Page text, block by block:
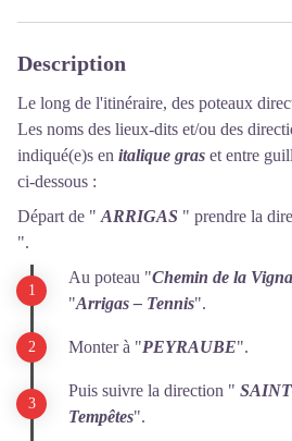
Description
Le long de l'itinéraire, des poteaux
Les noms des lieux-dits et/ou des
indiqué(e)s en italique gras et entre
ci-dessous :
Départ de " ARRIGAS " prendre la
".
Au poteau "Chemin de la
"Arrigas – Tennis".
Monter à "PEYRAUBE".
Puis suivre la direction "
Tempêtes".